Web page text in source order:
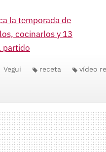
la temporada de
cocinarlos y 13
partido
Vegui receta vídeo